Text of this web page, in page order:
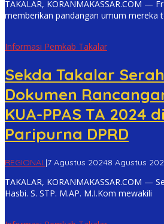
TAKALAR, KORANMAKASSAR.COM —
memberikan pandangan umum mereka
Informasi Pemkab Takalar
Sekda Takalar
Dokumen
KUA-PPAS TA 2024
Paripurna DPRD
REGIONAL|7 Agustus 20248 Agustus
TAKALAR, KORANMAKASSAR.COM —
Hasbi. S. STP. M.AP. M.I.Kom mewakili